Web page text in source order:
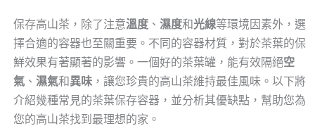
保存高山茶，除了注意溫度、 濕度和光線等環境因素外，選
擇合適的容器也至關重要。不同的容器材質，對於茶葉的保
鮮效果有著顯著的影響。一個好的茶葉罐，能有效隔絕空
氣、 濕氣和異味，讓您珍貴的高山茶維持最佳風味。以下將
介紹幾種常見的茶葉保存容器，並分析其優缺點，幫助您為
您的高山茶找到最理想的家。